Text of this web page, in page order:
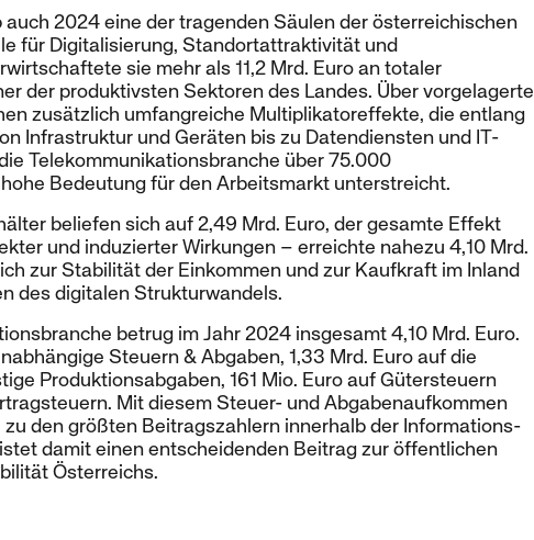
2024 eine der tragenden Säulen der österreichischen
für Digitalisierung, Standortattraktivität und
sie mehr als 11,2 Mrd. Euro an totaler
der produktivsten Sektoren des Landes. Über vorgelagerte
zusätzlich umfangreiche Multiplikatoreffekte, die entlang
Infrastruktur und Geräten bis zu Datendiensten und IT-
Telekommunikationsbranche über 75.000
Bedeutung für den Arbeitsmarkt unterstreicht.
beliefen sich auf 2,49 Mrd. Euro, der gesamte Effekt
und induzierter Wirkungen – erreichte nahezu 4,10 Mrd.
zur Stabilität der Einkommen und zur Kaufkraft im Inland
des digitalen Strukturwandels.
betrug im Jahr 2024 insgesamt 4,10 Mrd. Euro.
Steuern & Abgaben, 1,33 Mrd. Euro auf die
Produktionsabgaben, 161 Mio. Euro auf Gütersteuern
Mit diesem Steuer- und Abgabenaufkommen
den größten Beitragszahlern innerhalb der Informations-
damit einen entscheidenden Beitrag zur öffentlichen
Österreichs.